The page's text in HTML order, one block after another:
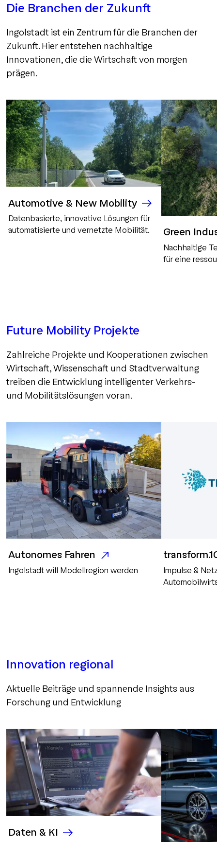
Die Branchen der Zukunft
Ingolstadt ist ein Zentrum für die Branchen der
Zukunft. Hier entstehen nachhaltige
Innovationen, die die Wirtschaft von morgen
prägen.
Automotive & New Mobility
Datenbasierte, innovative Lösungen für
automatisierte und vernetzte Mobilität.
Green
Nachhaltige
für eine
Future Mobility Projekte
Zahlreiche Projekte und Kooperationen zwischen
Wirtschaft, Wissenschaft und Stadtverwaltung
treiben die Entwicklung intelligenter Verkehrs-
und Mobilitätslösungen voran.
Autonomes Fahren
Ingolstadt will Modellregion werden
Impulse &
Innovation regional
Aktuelle Beiträge und spannende Insights aus
Forschung und Entwicklung
Daten & KI